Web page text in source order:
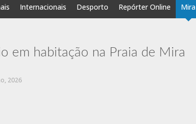
Internacionais Desporto Repórter Online Mira
em habitação na Praia de Mira
2026